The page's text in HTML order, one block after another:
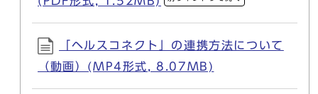
「ヘルスコネクト」の連携方法について
（動画）(MP4形式, 8.07MB)